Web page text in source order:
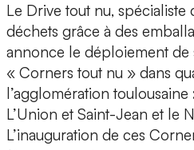
Le Drive tout nu, spécialiste
déchets grâce à des
annonce le déploiement de
« Corners tout nu » dans
l’agglomération
L’Union et Saint-Jean et le
L’inauguration de ces